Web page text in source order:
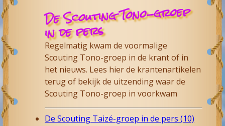
De Scouting Tono-groep
in de pers
Regelmatig kwam de voormalige
Scouting Tono-groep in de krant of in
het nieuws. Lees hier de krantenartikelen
terug of bekijk de uitzending waar de
Scouting Tono-groep in voorkwam
De Scouting Taizé-groep in de pers (10)